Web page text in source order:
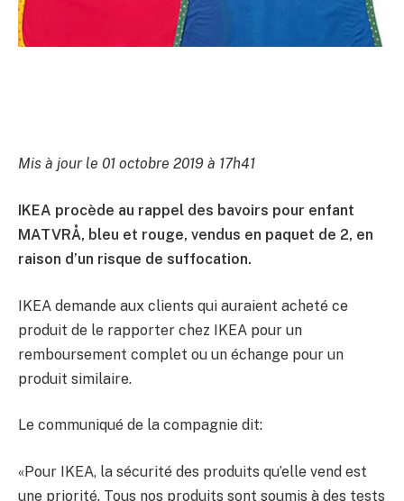
Mis à jour le 01 octobre 2019 à 17h41
IKEA procède au rappel des bavoirs pour enfant
MATVRÅ, bleu et rouge, vendus en paquet de 2, en
raison d’un risque de suffocation.
IKEA demande aux clients qui auraient acheté ce
produit de le rapporter chez IKEA pour un
remboursement complet ou un échange pour un
produit similaire.
Le communiqué de la compagnie dit:
«Pour IKEA, la sécurité des produits qu’elle vend est
une priorité. Tous nos produits sont soumis à des tests